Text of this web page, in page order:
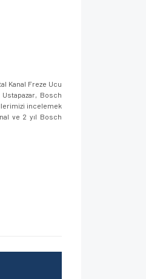
Kanal Freze Ucu
Bosch
incelemek
ve 2 yıl Bosch